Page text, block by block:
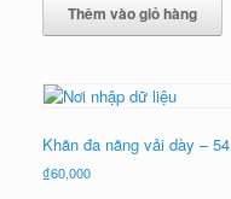
Thêm vào giỏ hàng
Khăn đa năng vải dày – 54
₫60,000